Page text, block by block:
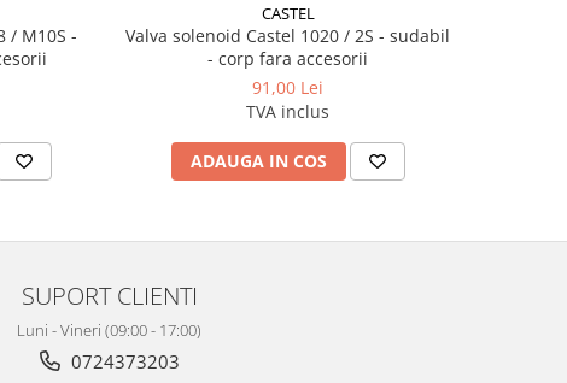
/ M10S -
CASTEL
Valva solenoid Castel 1020 / 2S - sudabil
- corp fara accesorii
91,00 Lei
TVA inclus
ADAUGA IN COS
SUPORT CLIENTI
Luni - Vineri (09:00 - 17:00)
0724373203